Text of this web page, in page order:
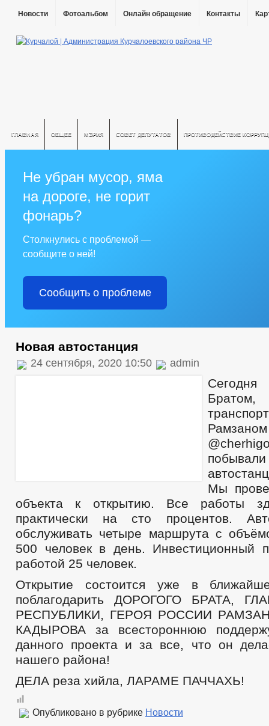
Новости Фотоальбом Онлайн обращение Контакты
ГЛАВНАЯ ОБЩЕЕ МЭРИЯ СОВЕТ ДЕПУТАТОВ ПРОТИВОДЕЙСТВИЕ
Не убран мусор, яма
на дороге, не горит
фонарь?
Столкнулись с проблемой —
сообщите о ней!
Сообщить о проблеме
Новая автостанция
24 сентября, 2020 10:50 admin
Мы
объекта к открытию. Все работы
практически на сто процентов.
обслуживать четыре маршрута с
500 человек в день. Инвестиционный
работой 25 человек.
Открытие состоится уже в
поблагодарить ДОРОГОГО БРАТА,
РЕСПУБЛИКИ, ГЕРОЯ РОССИИ
КАДЫРОВА за всестороннюю
данного проекта и за все, что он
нашего района!
ДЕЛА реза хийла, ЛАРАМЕ ПАЧЧАХЬ!
Опубликовано в рубрике Новости